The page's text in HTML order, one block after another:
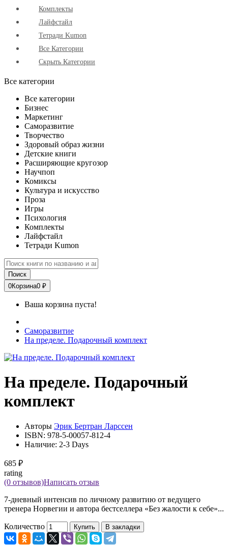
Комплекты
Лайфстайл
Тетради Kumon
Все Категории
Скрыть Категории
Все категории
Все категории
Бизнес
Маркетинг
Саморазвитие
Творчество
Здоровый образ жизни
Детские книги
Расширяющие кругозор
Научпоп
Комиксы
Культура и искусство
Проза
Игры
Психология
Комплекты
Лайфстайл
Тетради Kumon
Поиск
0Корзина0 ₽
Ваша корзина пуста!
Саморазвитие
На пределе. Подарочный комплект
На пределе. Подарочный
комплект
Авторы Эрик Бертран Ларссен
ISBN: 978-5-00057-812-4
Наличие: 2-3 Days
685 ₽
rating
(0 отзывов)Написать отзыв
7-дневный интенсив по личному развитию от ведущего
тренера Норвегии и автора бестселлера «Без жалости к себе»...
Количество Купить В закладки